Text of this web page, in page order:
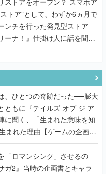
アをオープン？ スマホア
トア”として、わずか6ヵ月で
ンチを行った発見型ストア
ーナ！』仕掛け人に話を聞い
、ひとつの奇跡だった──膨大
ともに『テイルズ オブ ジ ア
に聞く、「生まれた意味を知
まれた理由【ゲームの企画
「ロマンシング」させるの
ガ2』当時の企画書とキャラ